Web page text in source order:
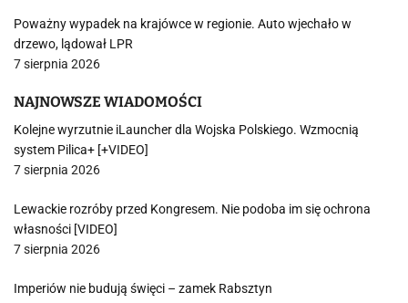
Poważny wypadek na krajówce w regionie. Auto wjechało w
drzewo, lądował LPR
7 sierpnia 2026
NAJNOWSZE WIADOMOŚCI
Kolejne wyrzutnie iLauncher dla Wojska Polskiego. Wzmocnią
system Pilica+ [+VIDEO]
7 sierpnia 2026
Lewackie rozróby przed Kongresem. Nie podoba im się ochrona
własności [VIDEO]
7 sierpnia 2026
Imperiów nie budują święci – zamek Rabsztyn